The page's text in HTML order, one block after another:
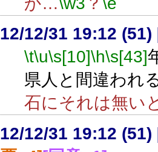
12/12/31 19:12 (51)
\t\u\s[10]\h\s[43]
県人と間違われ
石にそれは無い
12/12/31 19:12 (51)